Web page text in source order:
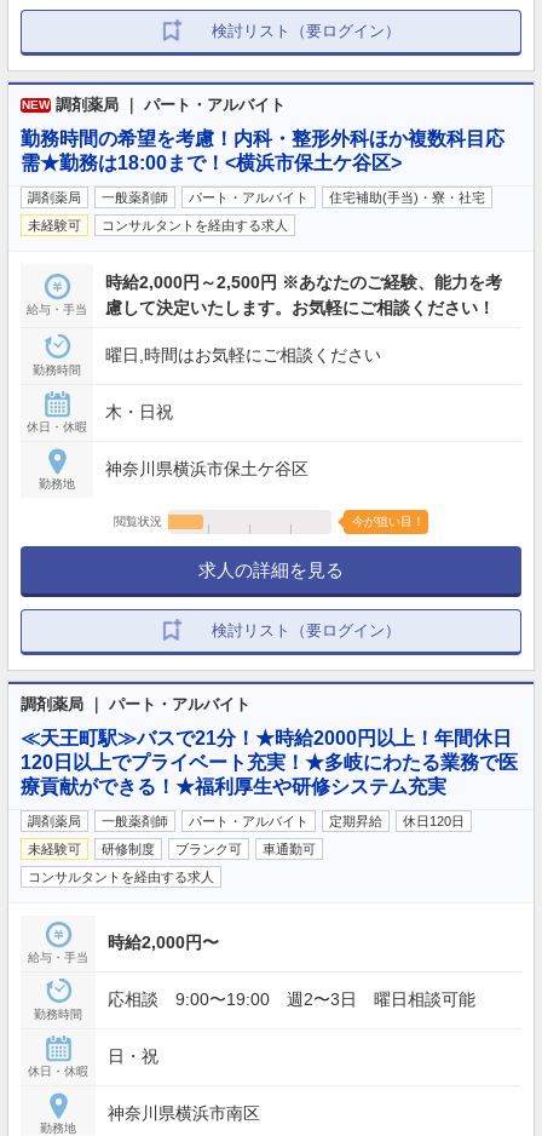
検討リスト（要ログイン）
NEW 調剤薬局 ｜ パート・アルバイト
勤務時間の希望を考慮！内科・整形外科ほか複数科目応
需★勤務は18:00まで！<横浜市保土ケ谷区>
調剤薬局 一般薬剤師 パート・アルバイト
住宅補助(手当)・寮・社宅
未経験可
コンサルタントを経由する求人
給与・手当
時給2,000円～2,500円 ※あなたのご経験、能力を考
慮して決定いたします。お気軽にご相談ください！
勤務時間
曜日,時間はお気軽にご相談ください
休日・休暇
木・日祝
勤務地
神奈川県横浜市保土ケ谷区
閲覧状況 今が狙い目！
求人の詳細を見る
検討リスト（要ログイン）
調剤薬局 ｜ パート・アルバイト
≪天王町駅≫バスで21分！★時給2000円以上！年間休日
120日以上でプライベート充実！★多岐にわたる業務で医
療貢献ができる！★福利厚生や研修システム充実
調剤薬局 一般薬剤師 パート・アルバイト 定期昇給
休日120日
未経験可
研修制度 ブランク可
車通勤可
コンサルタントを経由する求人
給与・手当
時給2,000円〜
勤務時間
応相談 9:00〜19:00 週2〜3日 曜日相談可能
休日・休暇
日・祝
勤務地
神奈川県横浜市南区